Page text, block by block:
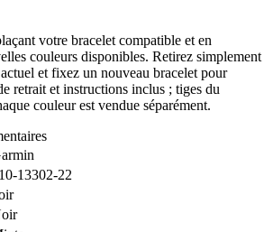
votre bracelet compatible et en
couleurs disponibles. Retirez simplement
et fixez un nouveau bracelet pour
retrait et instructions inclus ; tiges du
couleur est vendue séparément.
13302-22